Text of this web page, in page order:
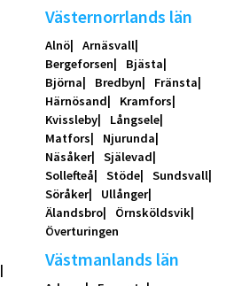
Västernorrlands län
Alnö
Arnäsvall
Bergeforsen
Bjästa
Björna
Bredbyn
Fränsta
Härnösand
Kramfors
Kvissleby
Långsele
Matfors
Njurunda
Näsåker
Själevad
Sollefteå
Stöde
Sundsvall
Söråker
Ullånger
Älandsbro
Örnsköldsvik
Överturingen
Västmanlands län